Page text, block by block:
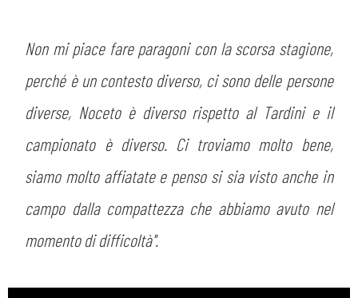
Non mi piace fare paragoni con la scorsa stagione,
perché è un contesto diverso, ci sono delle persone
diverse, Noceto è diverso rispetto al Tardini e il
campionato è diverso. Ci troviamo molto bene,
siamo molto affiatate e penso si sia visto anche in
campo dalla compattezza che abbiamo avuto nel
momento di difficoltà''.